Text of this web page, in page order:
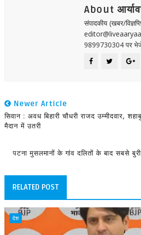
About
संपादकीय (खबर/
9899730304 पर
Newer Article
सिवान : अवध बिहारी चौधरी राजद उम्मीदवार,
मैदान में उतरी
पटना मुसलमानों के गांव दलितों के बाद सबसे
RELATED POST
देश